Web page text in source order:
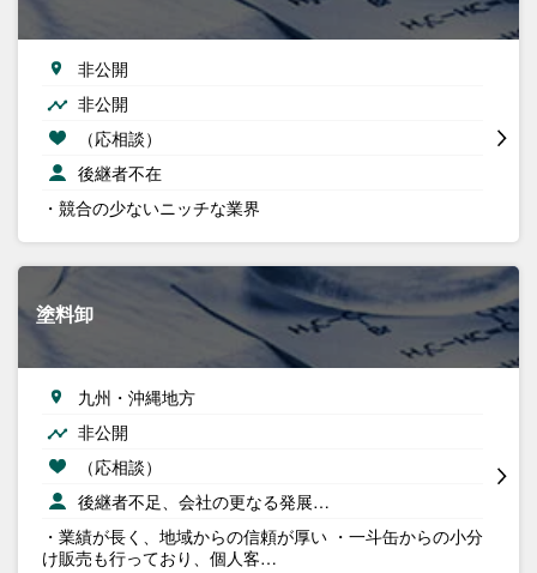
非公開
非公開
（応相談）
後継者不在
・競合の少ないニッチな業界
塗料卸
九州・沖縄地方
非公開
（応相談）
後継者不足、会社の更なる発展…
・業績が長く、地域からの信頼が厚い ・一斗缶からの小分
け販売も行っており、個人客…